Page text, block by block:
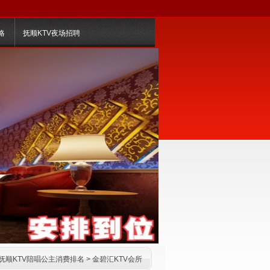
抚顺KTV夜场招聘
顺KTV陪唱公主消费排名 > 金碧汇KTV会所